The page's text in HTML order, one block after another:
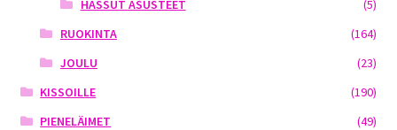
HASSUT ASUSTEET
(5)
RUOKINTA
(164)
JOULU
(23)
KISSOILLE
(190)
PIENELÄIMET
(49)